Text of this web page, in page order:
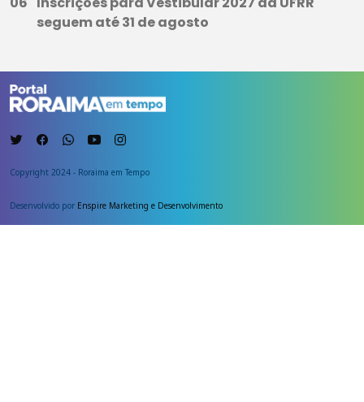
seguem até 31 de agosto
Copyright 2024 - Roraima em Tempo
Desenvolvido por Enspire Marketing e Desenvolvimento